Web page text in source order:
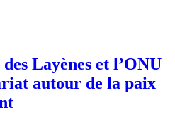
Layènes et l’ONU
autour de la paix